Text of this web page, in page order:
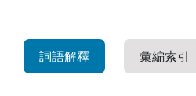
詞語解釋 彙編索引